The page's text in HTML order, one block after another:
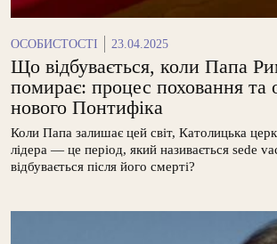
ОСОБИСТОСТІ 23.04.2025
Що відбувається, коли Папа
помирає: процес поховання та
нового Понтифіка
Коли Папа залишає цей світ, Католицька
лідера — це період, який називається sede
відбувається після його смерті?